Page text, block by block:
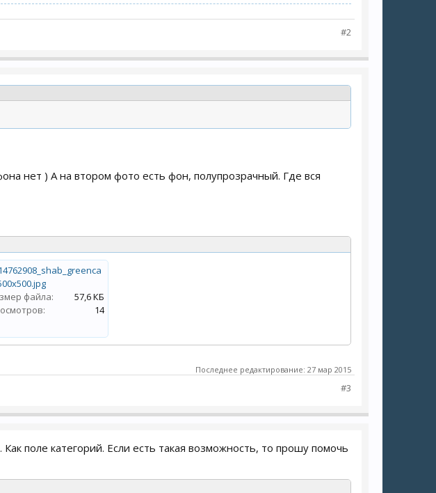
#2
нет ) А на втором фото есть фон, полупрозрачный. Где вся
файла:
57,6 КБ
14
Последнее редактирование: 27 мар 2015
#3
поле категорий. Если есть такая возможность, то прошу помочь